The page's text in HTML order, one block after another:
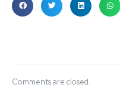
Comments are closed.